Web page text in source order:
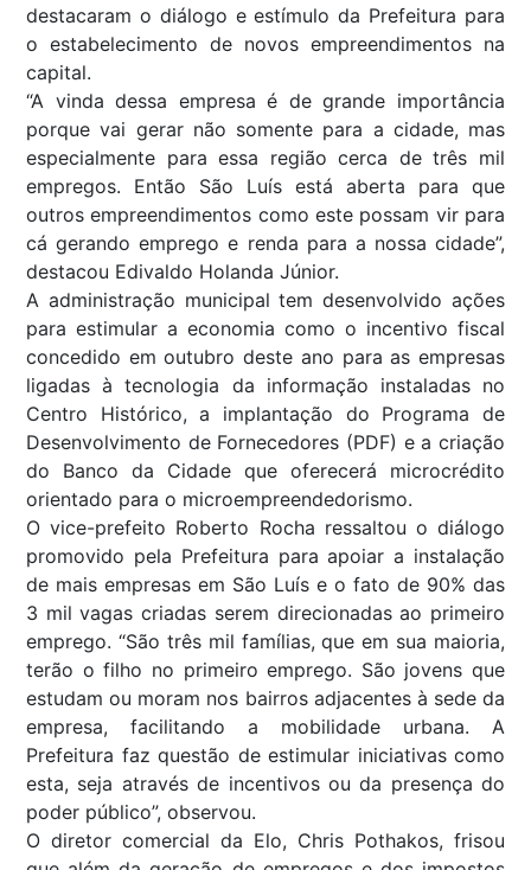
destacaram o diálogo e estímulo da Prefeitura para
o estabelecimento de novos empreendimentos na
capital.
“A vinda dessa empresa é de grande importância
porque vai gerar não somente para a cidade, mas
especialmente para essa região cerca de três mil
empregos. Então São Luís está aberta para que
outros empreendimentos como este possam vir para
cá gerando emprego e renda para a nossa cidade”,
destacou Edivaldo Holanda Júnior.
A administração municipal tem desenvolvido ações
para estimular a economia como o incentivo fiscal
concedido em outubro deste ano para as empresas
ligadas à tecnologia da informação instaladas no
Centro Histórico, a implantação do Programa de
Desenvolvimento de Fornecedores (PDF) e a criação
do Banco da Cidade que oferecerá microcrédito
orientado para o microempreendedorismo.
O vice-prefeito Roberto Rocha ressaltou o diálogo
promovido pela Prefeitura para apoiar a instalação
de mais empresas em São Luís e o fato de 90% das
3 mil vagas criadas serem direcionadas ao primeiro
emprego. “São três mil famílias, que em sua maioria,
terão o filho no primeiro emprego. São jovens que
estudam ou moram nos bairros adjacentes à sede da
empresa, facilitando a mobilidade urbana. A
Prefeitura faz questão de estimular iniciativas como
esta, seja através de incentivos ou da presença do
poder público”, observou.
O diretor comercial da Elo, Chris Pothakos, frisou